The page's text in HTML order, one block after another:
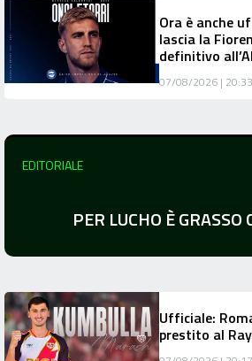
Ora è anche
lascia la
definitivo
07/08/2026 | 20:33
EDITORIALE
PER LUCHO È GRASSO
Ufficiale:
prestito al